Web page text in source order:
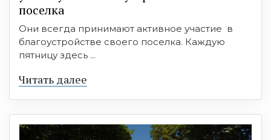
поселка
Они всегда принимают активное участие в
благоустройстве своего поселка. Каждую
пятницу здесь ...
Читать далее